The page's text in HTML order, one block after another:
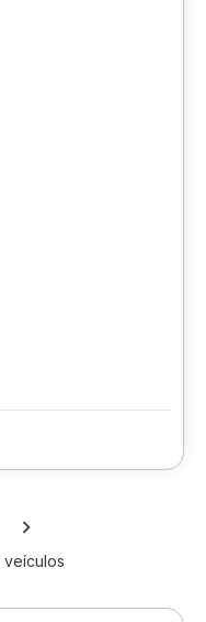
veículos